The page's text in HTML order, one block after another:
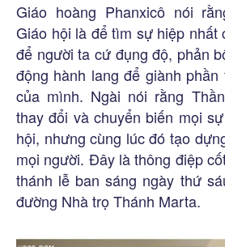
Giáo hoàng Phanxicô nói
Giáo hội là để tìm sự hiệp nhất
để người ta cứ đụng độ, phản
động hành lang để giành
của mình. Ngài nói rằng
thay đổi và chuyển biến mọi
hội, nhưng cùng lúc đó tạo
mọi người. Đây là thông điệp
thánh lễ ban sáng ngày thứ
đường Nhà trọ Thánh Marta.